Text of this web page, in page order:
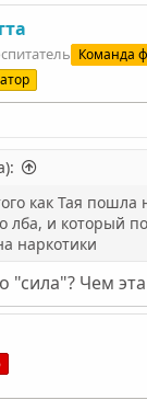
Команда
как Тая
лба, и который
наркотики
"сила"? Чем